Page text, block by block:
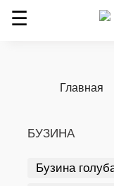
Главная
БУЗИНА
Бузина